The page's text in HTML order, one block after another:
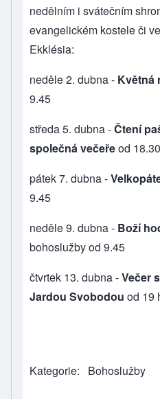
nedělním i svátečním
evangelickém kostele či
Ekklésia:
neděle 2. dubna - Květná
9.45
středa 5. dubna -Čtení
společná večeřeod 18.30
pátek 7. dubna -
9.45
neděle 9. dubna - Boží
bohoslužby od 9.45
čtvrtek 13. dubna -Večer
Jardou Svobodou od 19
Kategorie Bohoslužby